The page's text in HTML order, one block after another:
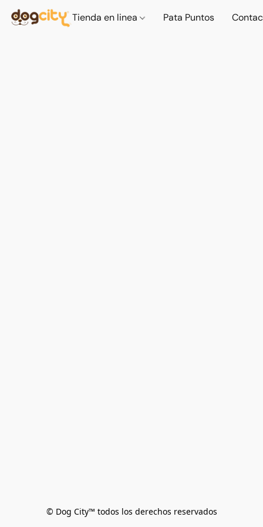
Tienda en linea Pata Puntos
© Dog City™ todos los derechos reservados